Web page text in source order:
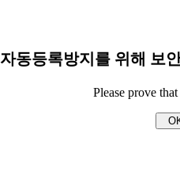
자동등록방지를 위해 보
Please prove